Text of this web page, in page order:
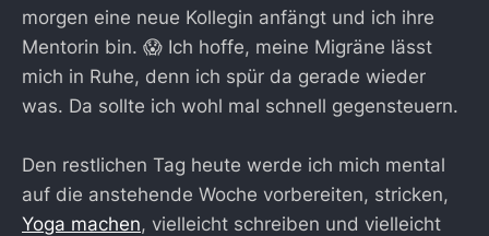
morgen eine neue Kollegin anfängt und ich ihre
Mentorin bin. 😱 Ich hoffe, meine Migräne lässt
mich in Ruhe, denn ich spür da gerade wieder
was. Da sollte ich wohl mal schnell gegensteuern.
Den restlichen Tag heute werde ich mich mental
auf die anstehende Woche vorbereiten, stricken,
Yoga machen, vielleicht schreiben und vielleicht